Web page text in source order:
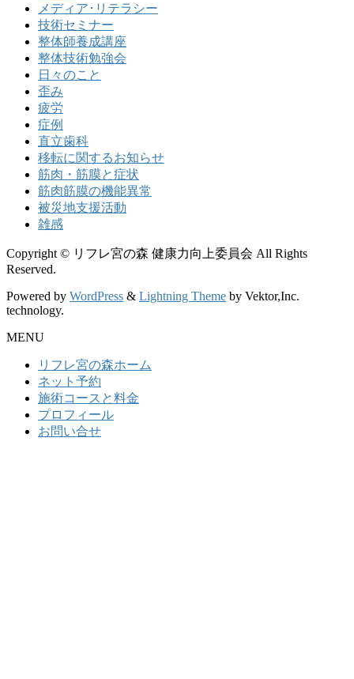
メディア･リテラシー
技術セミナー
整体師養成講座
整体技術勉強会
日々のこと
歪み
疲労
症例
直立歯科
移転に関するお知らせ
筋肉・筋膜と症状
筋肉筋膜の機能異常
被災地支援活動
雑感
Copyright © リフレ宮の森 健康力向上委員会 All Rights
Reserved.
Powered by WordPress & Lightning Theme by Vektor,Inc.
technology.
MENU
リフレ宮の森ホーム
ネット予約
施術コースと料金
プロフィール
お問い合せ